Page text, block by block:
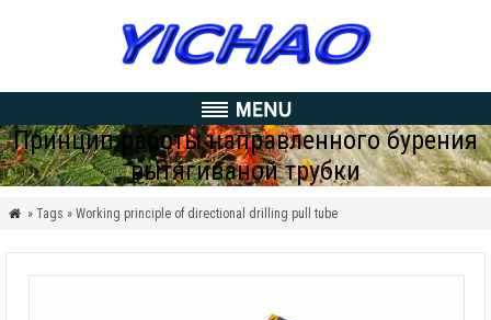
Принцип работы направленного бурения
вытягиваной трубки
 » Tags » Working principle of directional drilling pull tube